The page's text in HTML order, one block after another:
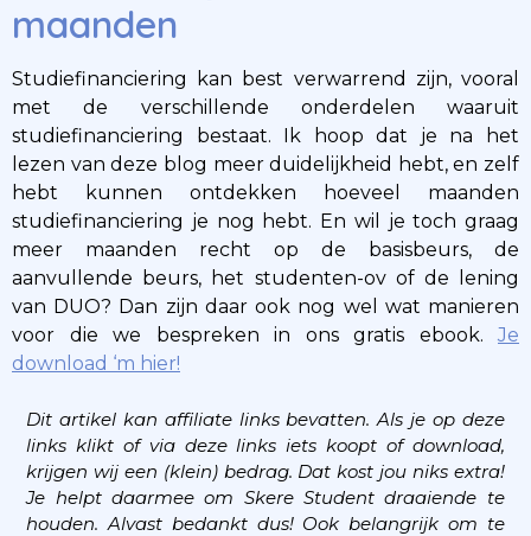
maanden
Studiefinanciering kan best verwarrend zijn, vooral
met de verschillende onderdelen waaruit
studiefinanciering bestaat. Ik hoop dat je na het
lezen van deze blog meer duidelijkheid hebt, en zelf
hebt kunnen ontdekken hoeveel maanden
studiefinanciering je nog hebt. En wil je toch graag
meer maanden recht op de basisbeurs, de
aanvullende beurs, het studenten-ov of de lening
van DUO? Dan zijn daar ook nog wel wat manieren
voor die we bespreken in ons gratis ebook. Je
download ‘m hier!
Dit artikel kan affiliate links bevatten. Als je op deze
links klikt of via deze links iets koopt of download,
krijgen wij een (klein) bedrag. Dat kost jou niks extra!
Je helpt daarmee om Skere Student draaiende te
houden. Alvast bedankt dus! Ook belangrijk om te